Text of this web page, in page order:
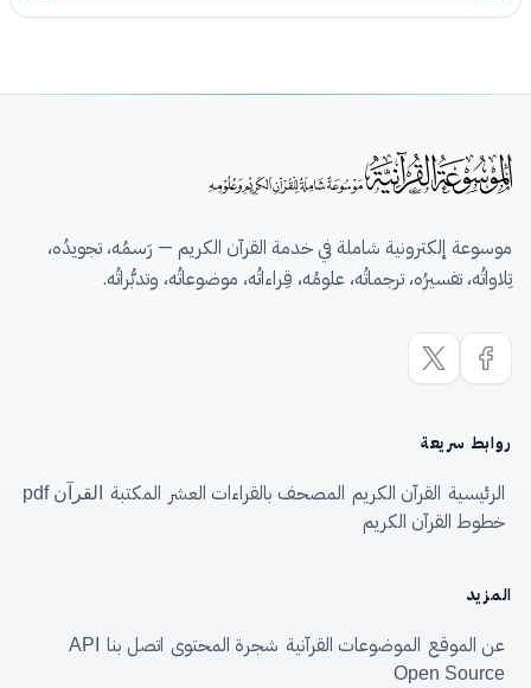
موسوعة إلكترونية شاملة في خدمة القرآن الكريم — رَسمُه، تجويدُه،
تِلاواتُه، تفسيرُه، ترجماتُه، علومُه، قِراءاتُه، موضوعاتُه، وتدبُّراتُه.
روابط سريعة
الرئيسية القرآن الكريم المصحف بالقراءات العشر المكتبة القرآن pdf
خطوط القرآن الكريم
المزيد
عن الموقع الموضوعات القرآنية شجرة المحتوى اتصل بنا
API
Open Source